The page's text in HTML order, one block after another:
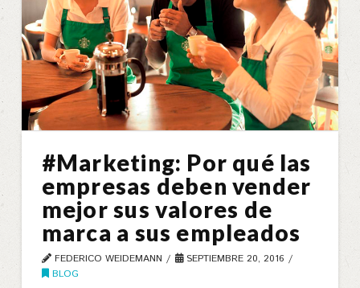
#Marketing: Por qué las
empresas deben vender
mejor sus valores de
marca a sus empleados
FEDERICO WEIDEMANN
SEPTIEMBRE 20, 2016
BLOG